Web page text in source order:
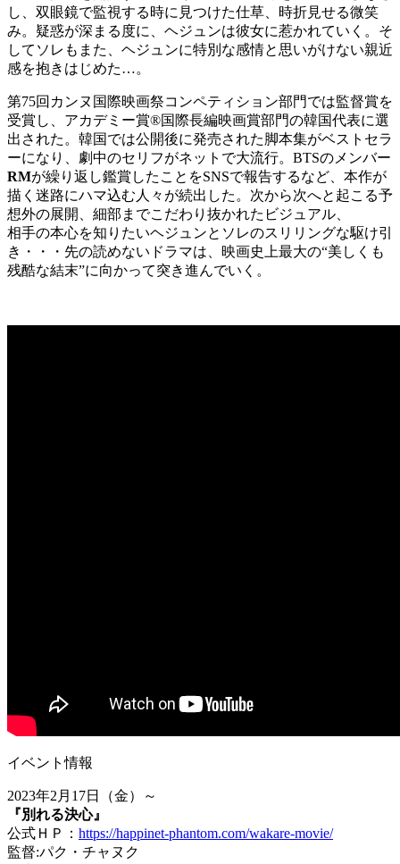
し、双眼鏡で監視する時に見つけた仕草、時折見せる微笑
み。疑惑が深まる度に、ヘジュンは彼女に惹かれていく。そ
してソレもまた、ヘジュンに特別な感情と思いがけない親近
感を抱きはじめた…。
第75回カンヌ国際映画祭コンペティション部門では監督賞を
受賞し、アカデミー賞®国際長編映画賞部門の韓国代表に選
出された。韓国では公開後に発売された脚本集がベストセラ
ーになり、劇中のセリフがネットで大流行。BTSのメンバー
RMが繰り返し鑑賞したことをSNSで報告するなど、本作が
描く迷路にハマ込む人々が続出した。次から次へと起こる予
想外の展開、細部までこだわり抜かれたビジュアル、
相手の本心を知りたいヘジュンとソレのスリリングな駆け引
き・・・先の読めないドラマは、映画史上最大の“美しくも
残酷な結末”に向かって突き進んでいく。
イベント情報
2023年2月17日（金）～
『別れる決心』
公式ＨＰ： https://happinet-phantom.com/wakare-movie/
監督:パク・チャヌク